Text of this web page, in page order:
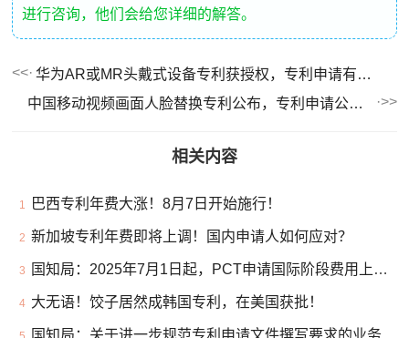
进行咨询，他们会给您详细的解答。
华为AR或MR头戴式设备专利获授权，专利申请有几个阶段？
中国移动视频画面人脸替换专利公布，专利申请公开的标准是什么？
相关内容
1 巴西专利年费大涨！8月7日开始施行！
2 新加坡专利年费即将上调！国内申请人如何应对？
3 国知局：2025年7月1日起，PCT申请国际阶段费用上涨！
4 大无语！饺子居然成韩国专利，在美国获批！
国知局：关于进一步规范专利申请文件撰写要求的业务提醒